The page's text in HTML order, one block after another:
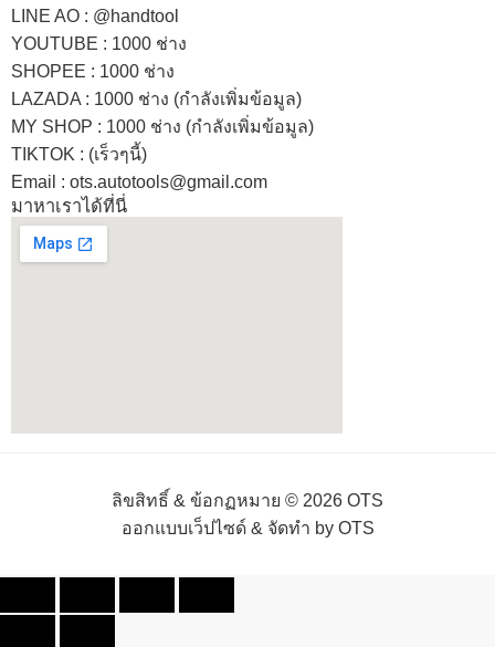
LINE AO : @handtool
YOUTUBE : 1000 ช่าง
SHOPEE : 1000 ช่าง
LAZADA : 1000 ช่าง (กำลังเพิ่มข้อมูล)
MY SHOP : 1000 ช่าง (กำลังเพิ่มข้อมูล)
TIKTOK : (เร็วๆนี้)
Email : ots.autotools@gmail.com
มาหาเราได้ที่นี่
ลิขสิทธิ์ & ข้อกฏหมาย © 2026 OTS
ออกแบบเว็ปไซด์ & จัดทำ by OTS